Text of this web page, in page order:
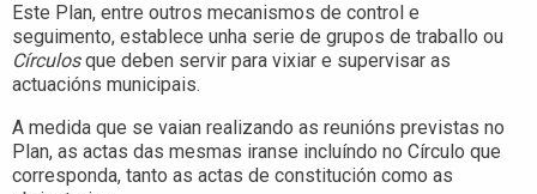
Este Plan, entre outros mecanismos de control e
seguimento, establece unha serie de grupos de traballo ou
Círculosque deben servir para vixiar e supervisar as
actuacións municipais.
A medida que se vaian realizando as reunións previstas no
Plan, as actas das mesmas iranse incluíndo no Círculo que
corresponda, tanto as actas de constitución como as